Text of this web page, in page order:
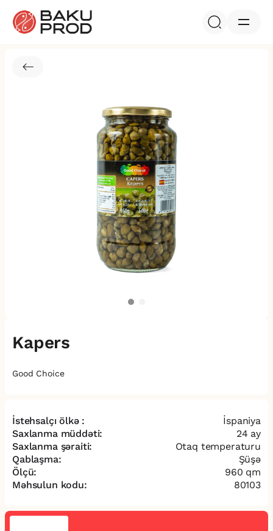
Kapers
Good Choice
İstehsalçı ölkə :
İspaniya
Saxlanma müddəti:
24 ay
Saxlanma şəraiti:
Otaq temperaturu
Qablaşma:
Şüşə
Ölçü:
960 qm
Məhsulun kodu:
80103